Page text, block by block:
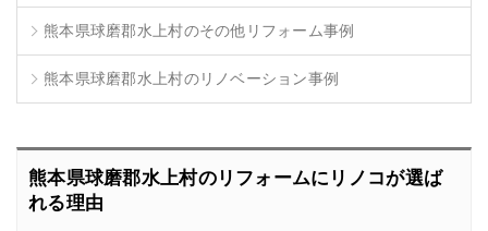
熊本県球磨郡水上村のその他リフォーム事例
熊本県球磨郡水上村のリノベーション事例
熊本県球磨郡水上村のリフォームにリノコが選ば
れる理由